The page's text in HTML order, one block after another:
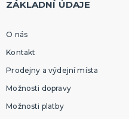
ZÁKLADNÍ ÚDAJE
O nás
Kontakt
Prodejny a výdejní místa
Možnosti dopravy
Možnosti platby